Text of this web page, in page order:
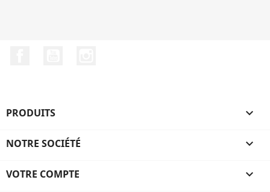
PRODUITS 
NOTRE SOCIÉTÉ 
VOTRE COMPTE 